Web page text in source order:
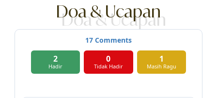
Doa & Ucapan
17 Comments
2
Hadir
0
Tidak Hadir
1
Masih Ragu